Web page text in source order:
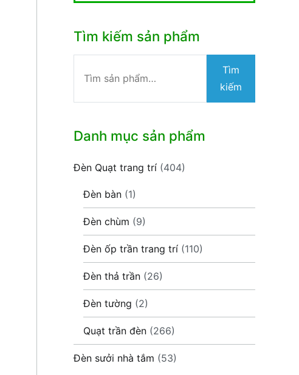
Tìm kiếm sản phẩm
kiếm:
Tìm
kiếm
Danh mục sản phẩm
Đèn Quạt trang trí (404)
Đèn bàn (1)
Đèn chùm (9)
Đèn ốp trần trang trí (110)
Đèn thả trần (26)
Đèn tường (2)
Quạt trần đèn (266)
Đèn sưởi nhà tắm (53)